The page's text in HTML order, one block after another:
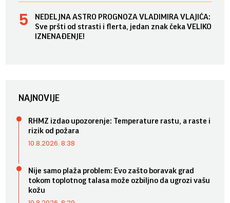
NEDELJNA ASTRO PROGNOZA VLADIMIRA VLAJIĆA:
Sve pršti od strasti i flerta, jedan znak čeka VELIKO
IZNENAĐENJE!
NAJNOVIJE
RHMZ izdao upozorenje: Temperature rastu, a raste i
rizik od požara
10.8.2026. 8:38
Nije samo plaža problem: Evo zašto boravak grad
tokom toplotnog talasa može ozbiljno da ugrozi vašu
kožu